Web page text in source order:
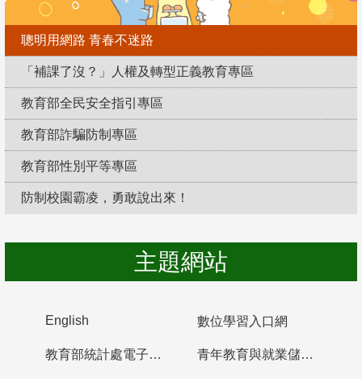
聰明用網路 青春不迷路
「補課了沒？」人權及轉型正義教育專區
教育部全民安全指引專區
教育部詐騙防制專區
教育部性別平等專區
防制校園霸凌，勇敢說出來！
主題網站
English 數位學習入口網
教育部統計處電子書櫃 青年教育與就業儲蓄帳戶